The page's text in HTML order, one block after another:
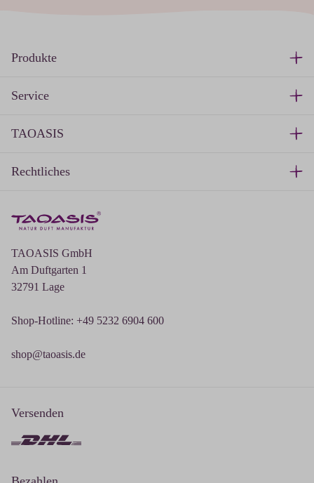
TAOASIS GmbH
Am Duftgarten 1
32791 Lage
Shop-Hotline: +49 5232 6904 600
shop@taoasis.de
Produkte
Service
TAOASIS
Rechtliches
Versenden